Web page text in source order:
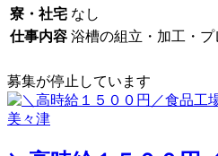
寮・社宅 なし
仕事内容 浴槽の組立・加工・プ
募集が停止しています